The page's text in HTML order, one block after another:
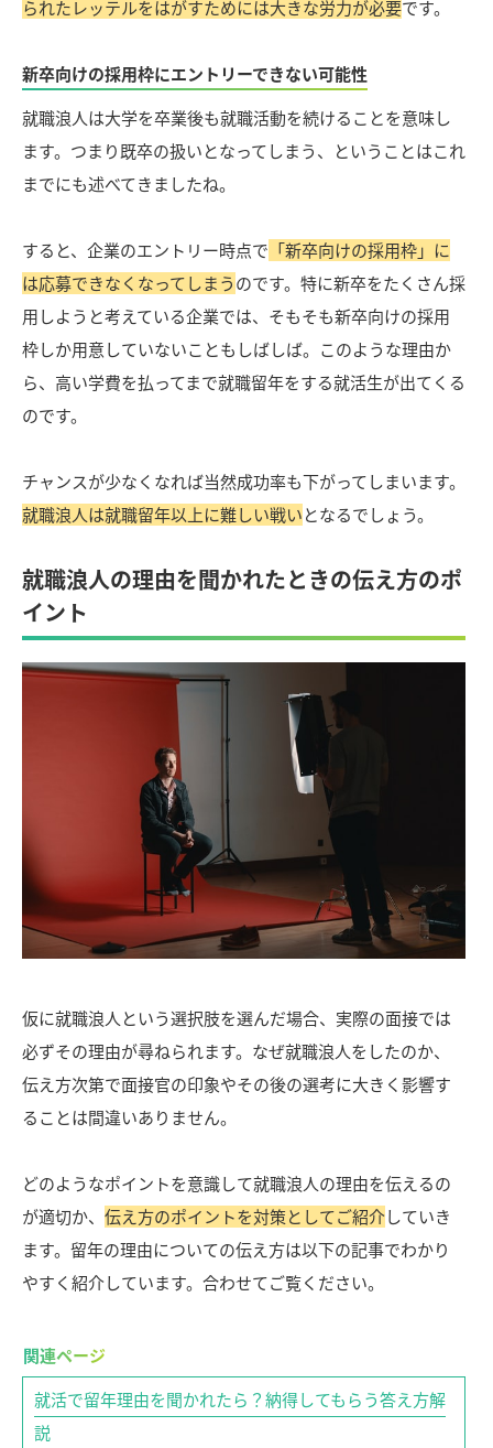
られたレッテルをはがすためには大きな労力が必要です。
新卒向けの採用枠にエントリーできない可能性
就職浪人は大学を卒業後も就職活動を続けることを意味し
ます。つまり既卒の扱いとなってしまう、ということはこれ
までにも述べてきましたね。
すると、企業のエントリー時点で 「新卒向けの採用枠」に
は応募できなくなってしまう のです。特に新卒をたくさん採
用しようと考えている企業では、そもそも新卒向けの採用
枠しか用意していないこともしばしば。このような理由か
ら、高い学費を払ってまで就職留年をする就活生が出てくる
のです。
チャンスが少なくなれば当然成功率も下がってしまいます。
就職浪人は就職留年以上に難しい戦い となるでしょう。
就職浪人の理由を聞かれたときの伝え方のポ
イント
仮に就職浪人という選択肢を選んだ場合、実際の面接では
必ずその理由が尋ねられます。なぜ就職浪人をしたのか、
伝え方次第で面接官の印象やその後の選考に大きく影響す
ることは間違いありません。
どのようなポイントを意識して就職浪人の理由を伝えるの
が適切か、 伝え方のポイントを対策としてご紹介していき
ます。留年の理由についての伝え方は以下の記事でわかり
やすく紹介しています。合わせてご覧ください。
就活で留年理由を聞かれたら？納得してもらう答え方解
説